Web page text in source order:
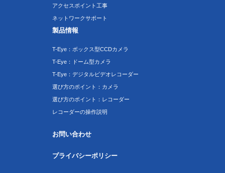
アクセスポイント工事
ネットワークサポート
製品情報
T-Eye：ボックス型CCDカメラ
T-Eye：ドーム型カメラ
T-Eye：デジタルビデオレコーダー
選び方のポイント：カメラ
選び方のポイント：レコーダー
レコーダーの操作説明
お問い合わせ
プライバシーポリシー